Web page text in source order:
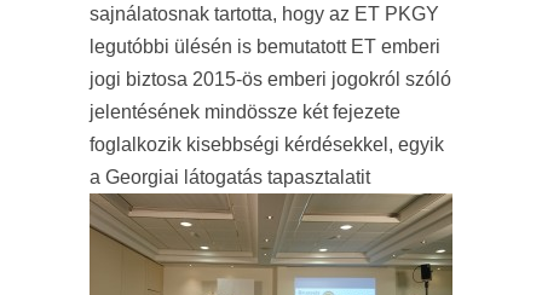
sajnálatosnak tartotta, hogy az ET PKGY
legutóbbi ülésén is bemutatott ET emberi
jogi biztosa 2015-ös emberi jogokról szóló
jelentésének mindössze két fejezete
foglalkozik kisebbségi kérdésekkel, egyik
a Georgiai látogatás tapasztalatit